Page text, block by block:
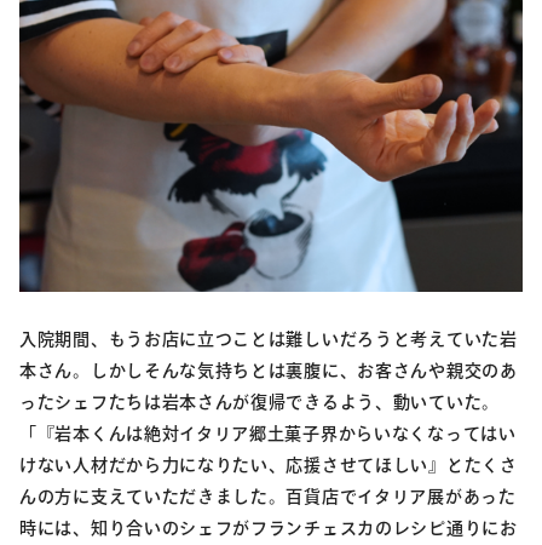
入院期間、もうお店に立つことは難しいだろうと考えていた岩
本さん。しかしそんな気持ちとは裏腹に、お客さんや親交のあ
ったシェフたちは岩本さんが復帰できるよう、動いていた。
「『岩本くんは絶対イタリア郷土菓子界からいなくなってはい
けない人材だから力になりたい、応援させてほしい』とたくさ
んの方に支えていただきました。百貨店でイタリア展があった
時には、知り合いのシェフがフランチェスカのレシピ通りにお